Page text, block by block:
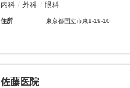
内科 外科 眼科
住所 東京都国立市東1-19-10
佐藤医院